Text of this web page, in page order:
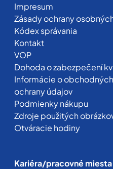
Impresum
Zásady ochrany
Kódex správania
Kontakt
VOP
Dohoda o zabezpečení
Informácie o
ochrany údajov
Podmienky nákupu
Zdroje použitých
Otváracie hodiny
Kariéra/pracovné miesta